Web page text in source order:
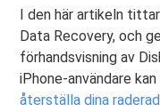
I den här artikeln
Data Recovery, och
förhandsvisning av
iPhone-användare
återställa dina